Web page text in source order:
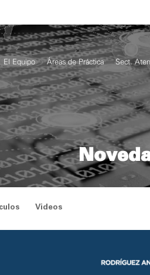
El Equipo Áreas de Práctica Sect.
Videos